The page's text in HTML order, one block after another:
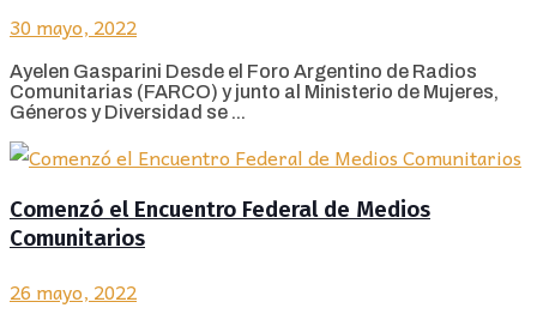
30 mayo, 2022
Ayelen Gasparini Desde el Foro Argentino de Radios
Comunitarias (FARCO) y junto al Ministerio de Mujeres,
Géneros y Diversidad se ...
Comenzó el Encuentro Federal de Medios
Comunitarios
26 mayo, 2022